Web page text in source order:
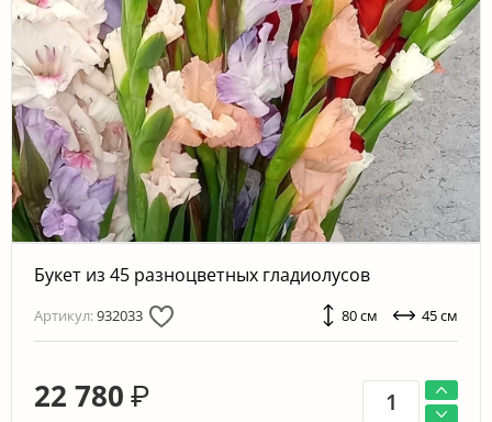
Букет из 45 разноцветных гладиолусов
Артикул:932033 80 см 45 см
22 780 ₽